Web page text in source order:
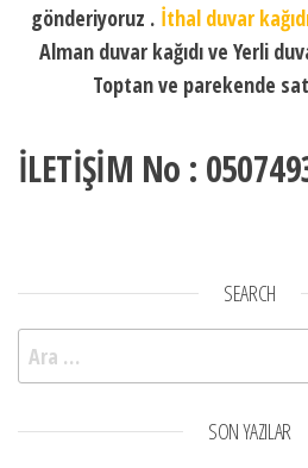
gönderiyoruz . İthal duvar
Alman duvar kağıdı ve Yerli
Toptan ve parekende
İLETİŞİM No :
SEARCH
Arama:
SON YAZILAR